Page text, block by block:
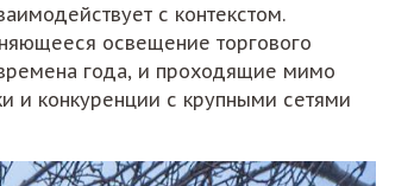
с контекстом.
освещение торгового
года, и проходящие мимо
и конкуренции с крупными сетями